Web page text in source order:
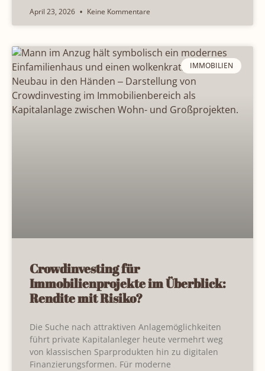
April 23, 2026 Keine Kommentare
IMMOBILIEN
Crowdinvesting für
Immobilienprojekte im Überblick:
Rendite mit Risiko?
Die Suche nach attraktiven Anlagemöglichkeiten
führt private Kapitalanleger heute vermehrt weg
von klassischen Sparprodukten hin zu digitalen
Finanzierungsformen. Für moderne